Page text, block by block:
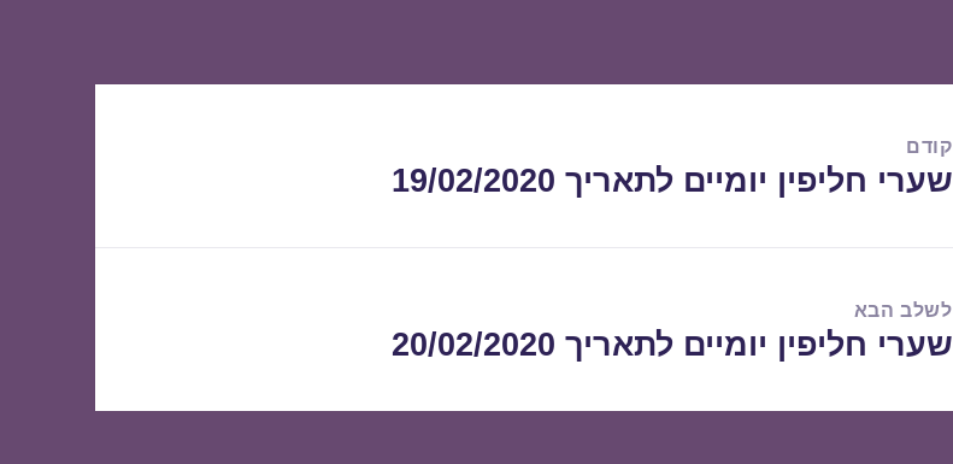
קודם
הפוסט
שערי חליפין יומיים לתאריך 19/02/2020
לשלב הבא
הפוסט
שערי חליפין יומיים לתאריך 20/02/2020